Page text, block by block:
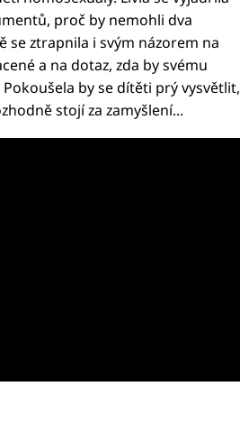
proč by nemohli dva
se ztrapnila i svým názorem na
a na dotaz, zda by svému
by se dítěti prý vysvětlit,
stojí za zamyšlení...